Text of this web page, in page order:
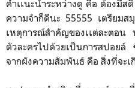
คำเเนะนำระหว่างดู คือ ต้องมีส
ความจำก็ดีนะ 55555 เตรียมส
เหตุการณ์สำคัญของเเต่ละตอน
ตัวละครไปด้วยเป็นการสปอยล์
จากผังความสัมพันธ์ คือ สิ่งที่จะเ